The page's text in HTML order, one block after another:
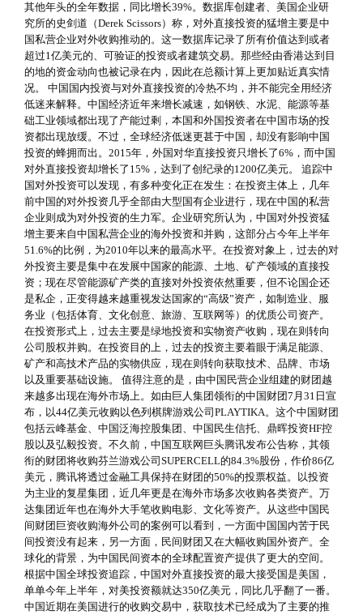
其他年头的全年数据，同比增长39%。数据库创建者、美国企业研
究所的史剑道（Derek Scissors）称，对外直接投资的猛增主要是中
国私营企业对外收购推动的。这一数据库记录了所有价值达到或者
超过1亿美元的、可验证的投资或者建筑交易。那些经由香港达到目
的地的资金动向也被记录在内，因此在总额计算上更加贴近真实情
况。 中国国内投资与对外直接投资的冷热不均，并不能完全用经济
低迷来解释。中国经济近年来增长减速，如钢铁、水泥、能源等基
础工业领域都出现了产能过剩，本国和外国投资者在中国市场的投
资都出现放缓。不过，全球经济低迷更甚于中国，却没有影响中国
投资的蜂拥而出。2015年，外国对华直接投资只增长了6%，而中国
对外直接投资却增长了15%，达到了创纪录的1200亿美元。 追踪中
国对外投资可以发现，有多种变化正在发生：在投资主体上，几年
前中国的对外投资几乎全部由大型国有企业进行，现在中国的私营
企业则成为对外投资的生力军。企业研究所认为，中国对外投资猛
增主要来自中国私营企业的海外投资和并购，这部分占今年上半年
51.6%的比例，为2010年以来的最高水平。在投资对象上，过去的对
外投资主要是集中在发展中国家的能源、土地、矿产领域的直接投
资；现在尽管能源矿产类的直接对外投资依然重要，但不论国企还
是私企，正变得越来越重视发达国家的“高级”资产，如制造业、服
务业（包括体育、文化创意、旅游、互联网等）的优质公司资产。
在投资形式上，过去主要是绿地投资和实物资产收购，现在则转向
公司股权并购。在投资目的上，过去的投资主要着眼于满足能源、
矿产和高技术产品的实物供应，现在则转向获取技术、品牌、市场
以及重要基础设施。 值得注意的是，由中国民营企业组建的财团越
来越多出现在海外市场上。如由巨人集团领衔的中国财团7月31日宣
布，以44亿美元收购以色列棋牌游戏公司PLAYTIKA。这个中国财团
包括云峰基金、中国泛海控股集团、中国民生信托、鼎晖投资HF控
股以及弘毅投资。不久前，中国互联网巨头腾讯发布公告称，其领
衔的财团将收购芬兰游戏公司SUPERCELL的84.3%股份，作价86亿
美元，腾讯将透过金融工具保持在财团的50%的投票权益。以投资
为主业的复星集团，近几年更是在海外市场多次收购各类资产。万
达集团近年也在海外大手笔收购电影、文化等资产。从这些中国民
间财团巨资收购海外公司的案例可以看到，一方面中国国内苦于民
间投资没有起来，另一方面，民间财团又在大幅收购国外资产。全
球化的背景，为中国民间资本的全球配置资产提供了更大的空间。
根据中国全球投资追踪，中国对外直接投资的最大接受国是美国，
单单今年上半年，对美投资额就达350亿美元，同比几乎翻了一番。
中国近期在美国进行的收购交易中，获取技术已经成为了主要的推